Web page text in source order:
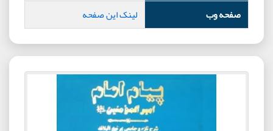
صفحه وب
لینک این صفحه